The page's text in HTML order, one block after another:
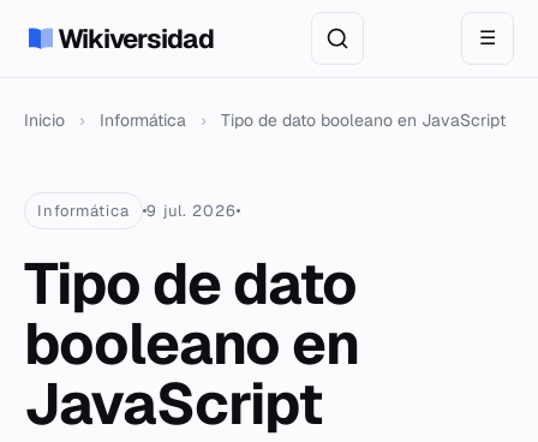
Wikiversidad ☰
Inicio › Informática › Tipo de dato booleano en JavaScript
Informática 9 jul. 2026
Tipo de dato
booleano en
JavaScript